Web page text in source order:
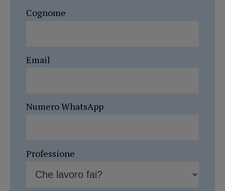
Cognome
Email
Numero WhatsApp
Professione